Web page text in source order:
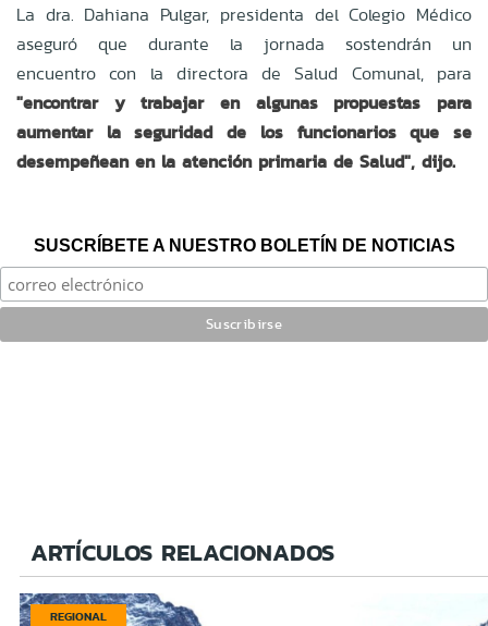
La dra. Dahiana Pulgar, presidenta del Colegio Médico
aseguró que durante la jornada sostendrán un
encuentro con la directora de Salud Comunal, para
"encontrar y trabajar en algunas propuestas para
aumentar la seguridad de los funcionarios que se
desempeñean en la atención primaria de Salud", dijo.
SUSCRÍBETE A NUESTRO BOLETÍN DE NOTICIAS
ARTÍCULOS RELACIONADOS
REGIONAL